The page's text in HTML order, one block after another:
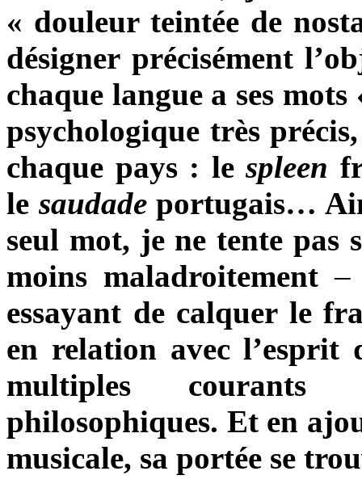
« douleur teintée de
désigner précisément
chaque langue a ses
psychologique très
chaque pays : le spleen
le saudadeportugais…
seul mot, je ne tente pas
moins maladroitement–
essayant de calquer le
en relation avec
multiples courants
philosophiques. Et en
musicale, sa portée se